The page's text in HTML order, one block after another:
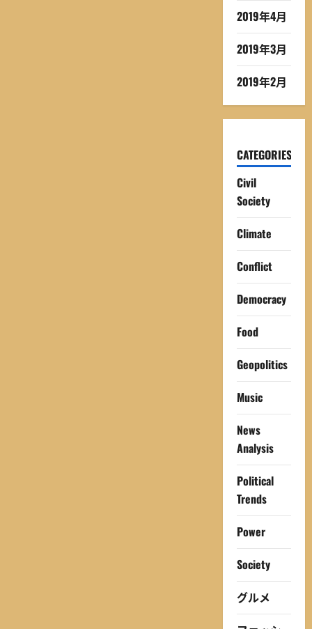
2019年4月
2019年3月
2019年2月
CATEGORIES
Civil
Society
Climate
Conflict
Democracy
Food
Geopolitics
Music
News
Analysis
Political
Trends
Power
Society
グルメ